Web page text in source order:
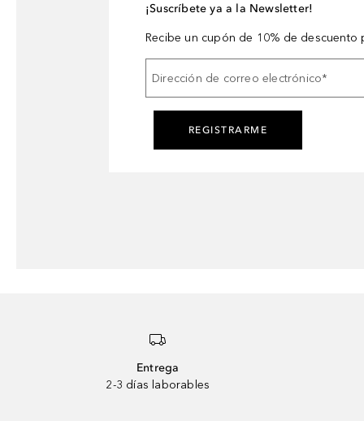
¡Suscríbete ya a la Newsletter!
Recibe un cupón de 10% de descuento
Dirección de correo electrónico*
REGISTRARME
Entrega
2-3 días laborables